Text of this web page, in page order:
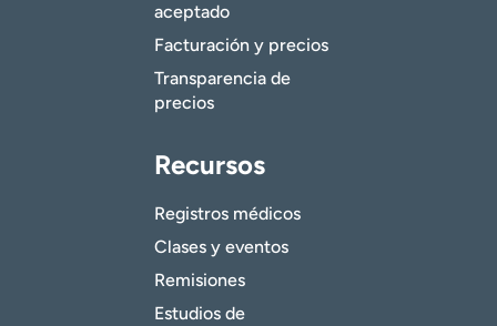
aceptado
Facturación y precios
Transparencia de
precios
Recursos
Registros médicos
Clases y eventos
Remisiones
Estudios de